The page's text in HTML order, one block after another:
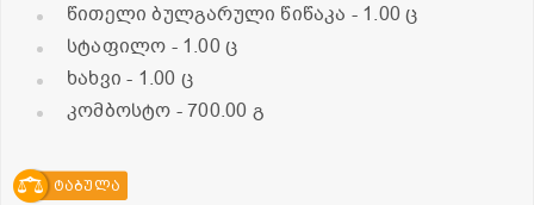
წითელი ბულგარული წიწაკა - 1.00 ც
სტაფილო - 1.00 ც
ხახვი- 1.00 ც
კომბოსტო - 700.00 გ
ტაბულა